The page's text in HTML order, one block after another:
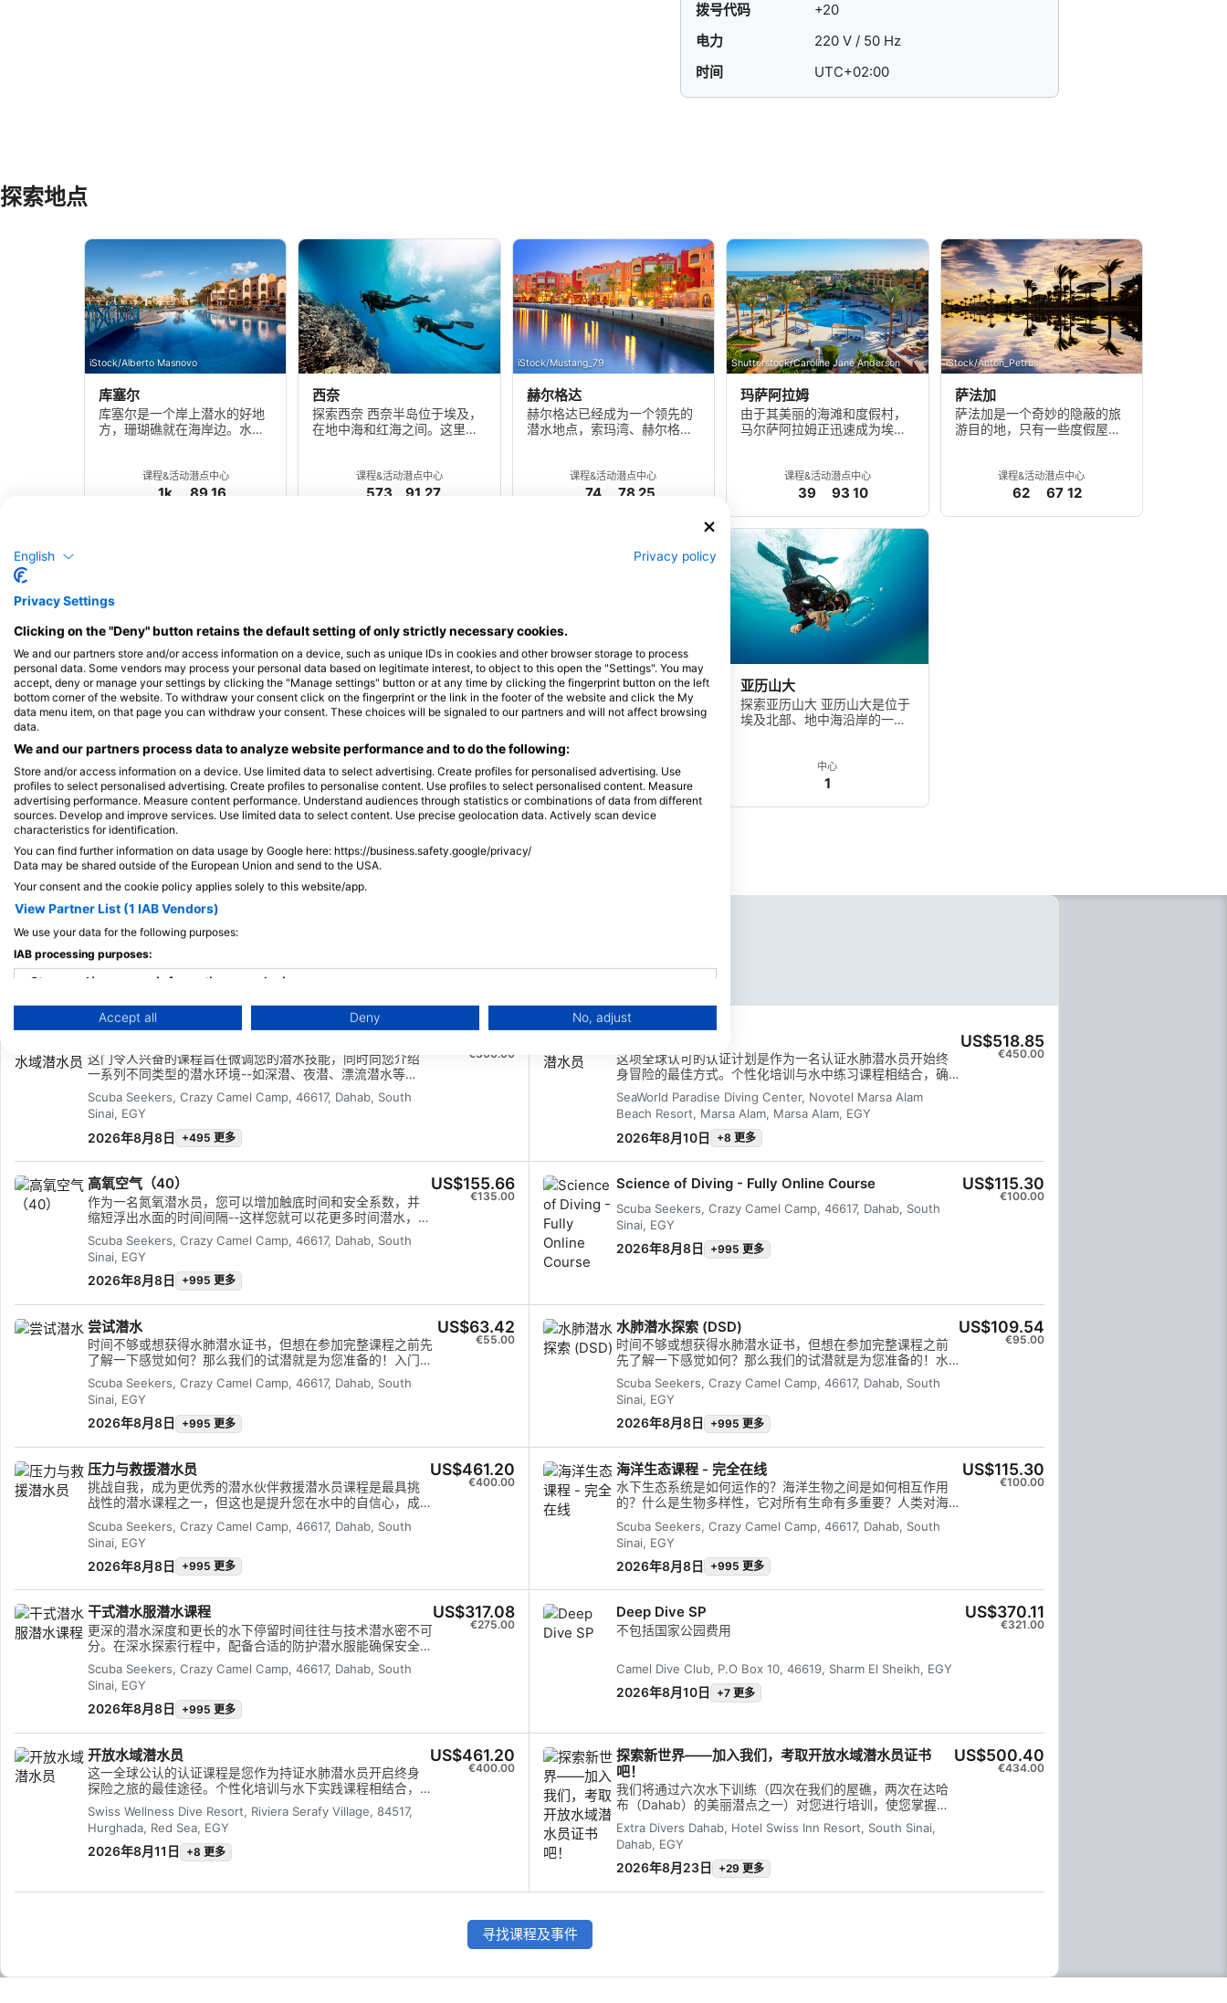
拨号代码
+20
电力
220 V / 50 Hz
时间
UTC+02:00
探索地点
iStock/Alberto Masnovo
库塞尔
库塞尔是一个岸上潜水的好地
方，珊瑚礁就在海岸边。水域
课程&活动
1k
潜点
89
中心
16
西奈
探索西奈 西奈半岛位于埃及，
在地中海和红海之间。这里是
课程&活动
573
潜点
91
中心
27
iStock/Mustang_79
赫尔格达
赫尔格达已经成为一个领先的
潜水地点，索玛湾、赫尔格
课程&活动
74
潜点
78
中心
25
Shutterstock/Caroline Jane Anderson
玛萨阿拉姆
由于其美丽的海滩和度假村，
马尔萨阿拉姆正迅速成为埃及
课程&活动
39
潜点
93
中心
10
iStock/Anton_Petrus
萨法加
萨法加是一个奇妙的隐蔽的旅
游目的地，只有一些度假屋和
课程&活动
62
潜点
67
中心
12
阿布-努哈斯
探索阿布努哈斯 阿布努哈斯
（Abu Nuhas）位于埃及红海
潜点
5
扎巴尔加德岛
探索扎巴尔加德 扎巴尔加德
（Zabargad）隐匿在埃及红
潜点
3
代达罗斯礁
探索神匠 代达罗斯珊瑚礁位于
埃及红海海岸马萨阿拉姆以
课程&活动
1
潜点
1
亚历山大
探索亚历山大 亚历山大是位于
埃及北部、地中海沿岸的一座
中心
1
我的课程我的课程 我的课程
这门令人兴奋的课程旨在微调您的潜水技能，同时向您介绍
一系列不同类型的潜水环境--如深潜、夜潜、漂流潜水等。
高级课程是让您获得更多潜水经验的好方法，同时您还可以
在教练的指导下继续学习，这将有助于增强您在水中的信
心。高级课程以开放水域课程所学知识为基础，从以下列表
中总共选择 5 个探险潜水项目来发展新的能力：深潜导航夜
间潜水漂流潜水完美浮力搜索和恢复水下博物学家鱼类标识
Scuba Seekers, Crazy Camel Camp, 46617, Dahab, South
Sinai, EGY
2026年8月8日
+495 更多
€300.00
这项全球认可的认证计划是作为一名认证水肺潜水员开始终
身冒险的最佳方式。个性化培训与水中练习课程相结合，确
保您掌握所需的技能和经验，在水下真正做到游刃有余。您
将获得 SSI 开放水域潜水员证书。
SeaWorld Paradise Diving Center, Novotel Marsa Alam
Beach Resort, Marsa Alam, Marsa Alam, EGY
2026年8月10日
+8 更多
US$518.85
€450.00
高氧空气（40）
作为一名氮氧潜水员，您可以增加触底时间和安全系数，并
缩短浮出水面的时间间隔--这样您就可以花更多时间潜水，减
少等待时间！在本课程中，您将学习新技能，增加潜水知
识，同时学习如何安全地计划和使用氧气含量高达 40% 的高
氧空气混合物潜水。 完成课程后，您将获得 SSI 高氧空气
32% 或 40% 证书。
Scuba Seekers, Crazy Camel Camp, 46617, Dahab, South
Sinai, EGY
2026年8月8日
+995 更多
US$155.66
€135.00
Science of Diving - Fully Online Course
Scuba Seekers, Crazy Camel Camp, 46617, Dahab, South
Sinai, EGY
2026年8月8日
+995 更多
US$115.30
€100.00
尝试潜水
时间不够或想获得水肺潜水证书，但想在参加完整课程之前先
了解一下感觉如何？那么我们的试潜就是为您准备的！入门潜
水 - 1 次潜水，2 小时潜水入门旨在让非潜水员领略水下世界
的魅力，非常适合时间紧迫的潜水员。我们的专业潜水员会向
您清楚地介绍潜水过程中的注意事项，之后您将在浅水区学习
几项基本的水肺潜水技能，然后带您到珊瑚礁上进行探索。整
个体验时间约为 2 小时，下水时间最少 40 分钟，最深 6 米。
1 对 1。
Scuba Seekers, Crazy Camel Camp, 46617, Dahab, South
Sinai, EGY
2026年8月8日
+995 更多
US$63.42
€55.00
水肺潜水探索 (DSD)
时间不够或想获得水肺潜水证书，但想在参加完整课程之前
先了解一下感觉如何？那么我们的试潜就是为您准备的！水
肺潜水探索 (DSD) - 2 次潜水，1 天在学习开放水域课程的第
一部分时，该课程为学生提供了更深入的潜水体验。学员将
完成一堂知识拓展课、一次浅水区封闭水域潜水以及一次最
大深度为 12 米的开放水域潜水。如果所有技能都已完成，且
学员希望继续完整课程，他们可以将这些潜水计入课程--但
1 整天。
Scuba Seekers, Crazy Camel Camp, 46617, Dahab, South
Sinai, EGY
2026年8月8日
+995 更多
US$109.54
€95.00
压力与救援潜水员
挑战自我，成为更优秀的潜水伙伴救援潜水员课程是最具挑
战性的潜水课程之一，但这也是提升您在水中的自信心，成
为更安全、更独立的潜水员的绝佳途径。救援潜水员认证的
主要目标之一，是教导潜水员如何进行自救，并在其他潜水
员遇到险情时能够保持冷静并提供协助。本课程将拓展您对
水下及岸上救援实践的了解，教会您如何在各种潜水紧急情
况下有效实施救援并提供协助。您将学习如何处理潜水事
一反应”课程中学习的心肺复苏（CPR）和急救技能。“救援潜
水员”课程极具价值，完成课程后，您将感到自己已做好充分
准备，能够应对现实生活中的紧急潜水情况。尽管课程难度
较大，但大多数完成该认证的潜水员都表示，这是他们参加
过的最棒的课程。
Scuba Seekers, Crazy Camel Camp, 46617, Dahab, South
Sinai, EGY
2026年8月8日
+995 更多
US$461.20
€400.00
海洋生态课程 - 完全在线
水下生态系统是如何运作的？海洋生物之间是如何相互作用
的？什么是生物多样性，它对所有生命有多重要？人类对海洋
环境产生了什么影响，我们为什么需要保护它们？了解这些以
及更多内容！
Scuba Seekers, Crazy Camel Camp, 46617, Dahab, South
Sinai, EGY
2026年8月8日
+995 更多
US$115.30
€100.00
干式潜水服潜水课程
更深的潜水深度和更长的水下停留时间往往与技术潜水密不可
分。在深水探索行程中，配备合适的防护潜水服能确保安全与
舒适，这也是许多技术潜水员选择干式潜水服潜水的原因。
Scuba Seekers, Crazy Camel Camp, 46617, Dahab, South
Sinai, EGY
2026年8月8日
+995 更多
US$317.08
€275.00
Deep Dive SP
不包括国家公园费用
Camel Dive Club, P.O Box 10, 46619, Sharm El Sheikh, EGY
2026年8月10日
+7 更多
US$370.11
€321.00
开放水域潜水员
这一全球公认的认证课程是您作为持证水肺潜水员开启终身
探险之旅的最佳途径。个性化培训与水下实践课程相结合，
确保您掌握在水下如鱼得水所需的技能和经验。您将获得
SSI 开放水域潜水员认证。
Swiss Wellness Dive Resort, Riviera Serafy Village, 84517,
Hurghada, Red Sea, EGY
2026年8月11日
+8 更多
US$461.20
€400.00
探索新世界——加入我们，考取开放水域潜水员证书
吧！
我们将通过六次水下训练（四次在我们的屋礁，两次在达哈
布（Dahab）的美丽潜点之一）对您进行培训，使您掌握获
得开放水域认证所需的所有必要技能。 六节理论课（数字学
习及与教练的课堂教学）和一场期末考试将完成您的潜水课
程。
Extra Divers Dahab, Hotel Swiss Inn Resort, South Sinai,
Dahab, EGY
2026年8月23日
+29 更多
US$500.40
€434.00
寻找课程及事件
English Privacy policy
Privacy Settings
Clicking on the "Deny" button retains the default setting of only strictly necessary cookies.
We and our partners store and/or access information on a device, such as unique IDs in cookies and other browser storage to process
personal data. Some vendors may process your personal data based on legitimate interest, to object to this open the "Settings". You may
accept, deny or manage your settings by clicking the "Manage settings" button or at any time by clicking the fingerprint button on the left
bottom corner of the website. To withdraw your consent click on the fingerprint or the link in the footer of the website and click the My
data menu item, on that page you can withdraw your consent. These choices will be signaled to our partners and will not affect browsing
data.
We and our partners process data to analyze website performance and to do the following:
Store and/or access information on a device. Use limited data to select advertising. Create profiles for personalised advertising. Use
profiles to select personalised advertising. Create profiles to personalise content. Use profiles to select personalised content. Measure
advertising performance. Measure content performance. Understand audiences through statistics or combinations of data from different
sources. Develop and improve services. Use limited data to select content. Use precise geolocation data. Actively scan device
characteristics for identification.
You can find further information on data usage by Google here: https://business.safety.google/privacy/
Data may be shared outside of the European Union and send to the USA.
Your consent and the cookie policy applies solely to this website/app.
View Partner List (1 IAB Vendors)
We use your data for the following purposes:
IAB processing purposes:
Store and/or access information on a device
Use limited data to select advertising
Create profiles for personalised advertising
Use profiles to select personalised advertising
Create profiles to personalise content
Measure advertising performance
Measure content performance
Understand audiences through statistics or combinations of data from different sources
Develop and improve services
Use limited data to select content
IAB Special Features:
Use precise geolocation data
Identify devices based on information actively requested
Non-IAB processing purposes:
Necessary
Performance
Advertising
Accept all Deny No, adjust